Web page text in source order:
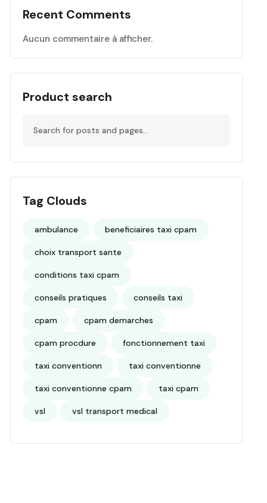
Recent Comments
Aucun commentaire à afficher.
Product search
Tag Clouds
ambulance beneficiaires taxi cpam
choix transport sante
conditions taxi cpam
conseils pratiques conseils taxi
cpam cpam demarches
cpam procdure fonctionnement taxi
taxi conventionn taxi conventionne
taxi conventionne cpam taxi cpam
vsl vsl transport medical